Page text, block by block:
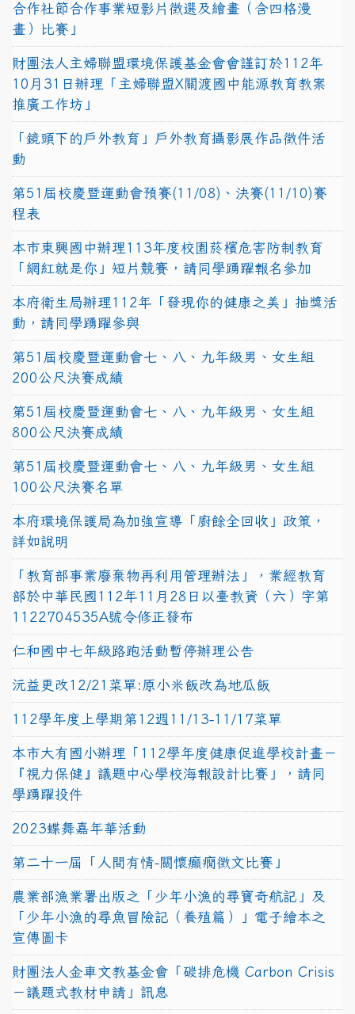
合作社節合作事業短影片徵選及繪畫（含四格漫
畫）比賽」
財團法人主婦聯盟環境保護基金會會謹訂於112年
10月31日辦理「主婦聯盟X關渡國中能源教育教案
推廣工作坊」
「鏡頭下的戶外教育」戶外教育攝影展作品徵件活
動
第51屆校慶暨運動會預賽(11/08)、決賽(11/10)賽
程表
本市東興國中辦理113年度校園菸檳危害防制教育
「網紅就是你」短片競賽，請同學踴躍報名參加
本府衛生局辦理112年「發現你的健康之美」抽獎活
動，請同學踴躍參與
第51屆校慶暨運動會七、八、九年級男、女生組
200公尺決賽成績
第51屆校慶暨運動會七、八、九年級男、女生組
800公尺決賽成績
第51屆校慶暨運動會七、八、九年級男、女生組
100公尺決賽名單
本府環境保護局為加強宣導「廚餘全回收」政策，
詳如說明
「教育部事業廢棄物再利用管理辦法」，業經教育
部於中華民國112年11月28日以臺教資（六）字第
1122704535A號令修正發布
仁和國中七年級路跑活動暫停辦理公告
沅益更改12/21菜單:原小米飯改為地瓜飯
112學年度上學期第12週11/13-11/17菜單
本市大有國小辦理「112學年度健康促進學校計畫－
『視力保健』議題中心學校海報設計比賽」，請同
學踴躍投件
2023蝶舞嘉年華活動
第二十一屆「人間有情-關懷癲癇徵文比賽」
農業部漁業署出版之「少年小漁的尋寶奇航記」及
「少年小漁的尋魚冒險記（養殖篇）」電子繪本之
宣傳圖卡
財團法人金車文教基金會「碳排危機 Carbon Crisis
－議題式教材申請」訊息